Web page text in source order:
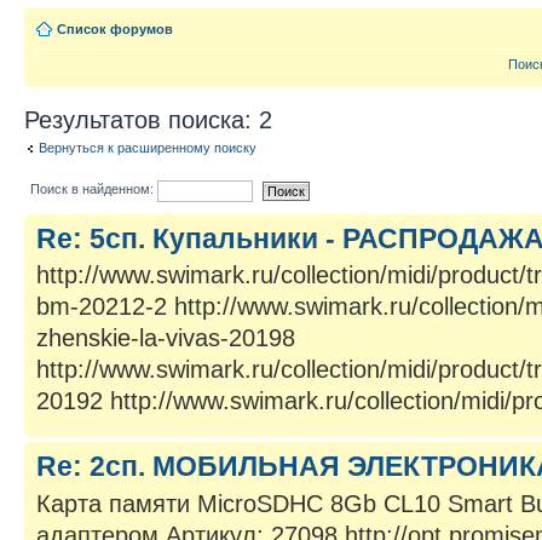
Список форумов
Результатов поиска: 2
Вернуться к расширенному поиску
Поиск в найденном:
Re: 5сп. Купальники -
http://www.swimark.ru/collection/midi/product/
bm-20212-2 http://www.swimark.ru/collection/
zhenskie-la-vivas-20198
http://www.swimark.ru/collection/midi/product/
20192 http://www.swimark.ru/collection/midi/
Re: 2сп. МОБИЛЬНАЯ
Карта памяти MicroSDHC 8Gb CL10 Smart
адаптером Артикул: 27098 http://